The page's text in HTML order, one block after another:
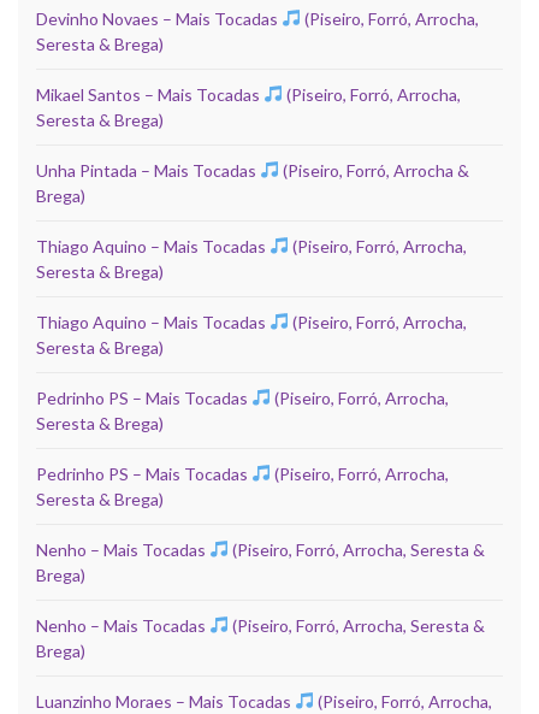
Devinho Novaes – Mais Tocadas
(Piseiro, Forró, Arrocha,
Seresta & Brega)
Mikael Santos – Mais Tocadas
(Piseiro, Forró, Arrocha,
Seresta & Brega)
Unha Pintada – Mais Tocadas
(Piseiro, Forró, Arrocha &
Brega)
Thiago Aquino – Mais Tocadas
(Piseiro, Forró, Arrocha,
Seresta & Brega)
Thiago Aquino – Mais Tocadas
(Piseiro, Forró, Arrocha,
Seresta & Brega)
Pedrinho PS – Mais Tocadas
(Piseiro, Forró, Arrocha,
Seresta & Brega)
Pedrinho PS – Mais Tocadas
(Piseiro, Forró, Arrocha,
Seresta & Brega)
Nenho – Mais Tocadas
(Piseiro, Forró, Arrocha, Seresta &
Brega)
Nenho – Mais Tocadas
(Piseiro, Forró, Arrocha, Seresta &
Brega)
Luanzinho Moraes – Mais Tocadas
(Piseiro, Forró, Arrocha,